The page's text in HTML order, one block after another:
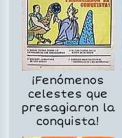
¡Fenómenos
celestes que
presagiaron la
conquista!